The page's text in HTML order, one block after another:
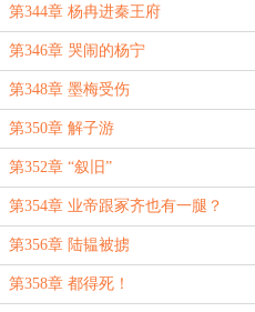
第344章 杨冉进秦王府
第346章 哭闹的杨宁
第348章 墨梅受伤
第350章 解子游
第352章 “叙旧”
第354章 业帝跟冢齐也有一腿？
第356章 陆韫被掳
第358章 都得死！